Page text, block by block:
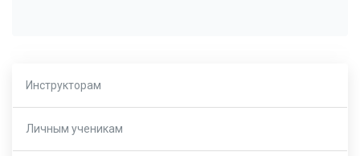
Инструкторам
Личным ученикам